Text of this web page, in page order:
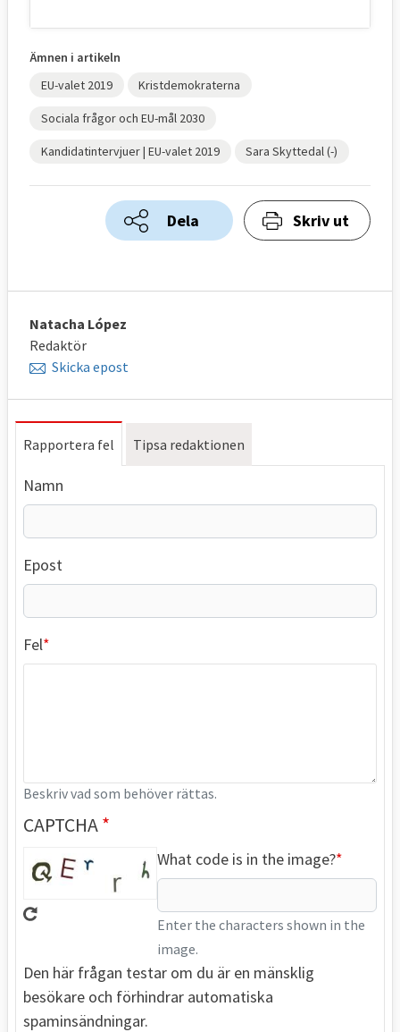
Ämnen i artikeln
EU-valet 2019
Kristdemokraterna
Sociala frågor och EU-mål 2030
Kandidatintervjuer | EU-valet 2019 Sara Skyttedal (-)
Dela Skriv ut
Natacha López
Redaktör
Skicka epost
Rapportera fel Tipsa redaktionen
Namn
Epost
Fel
Beskriv vad som behöver rättas.
CAPTCHA
What code is in the image?
Enter the characters shown in the
image.
Den här frågan testar om du är en mänsklig
besökare och förhindrar automatiska
spaminsändningar.